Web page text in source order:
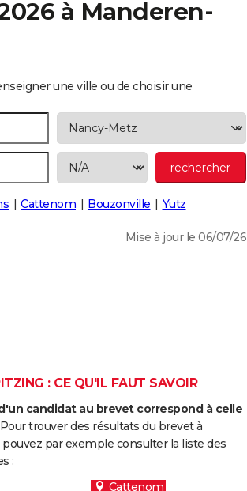
à Manderen-
une ville ou de choisir une
Cattenom Bouzonville Yutz
Mise à jour le 06/07/26
: CE QU'IL FAUT SAVOIR
candidat au brevet correspond à celle
trouver des résultats du brevet à
par exemple consulter la liste des
:
Cattenom